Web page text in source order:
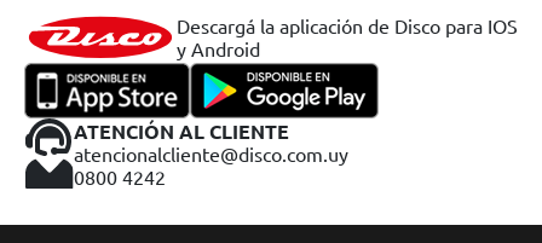
Descargá la aplicación de Disco para IOS
y Android
ATENCIÓN AL CLIENTE
atencionalcliente@disco.com.uy
0800 4242